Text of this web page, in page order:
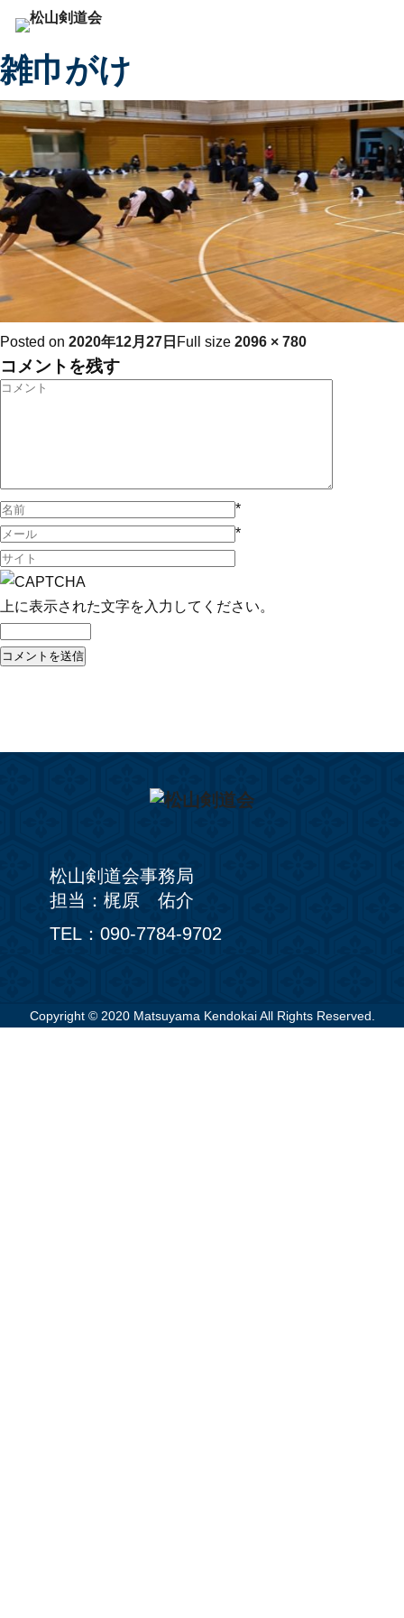
Previous Image
Next Image
雑巾がけ
Posted on 2020年12月27日 Full size 2096 × 780
コメントを残す
*
*
上に表示された文字を入力してください。
松山剣道会事務局
担当：梶原 佑介
TEL：090-7784-9702
Copyright © 2020 Matsuyama Kendokai All Rights Reserved.